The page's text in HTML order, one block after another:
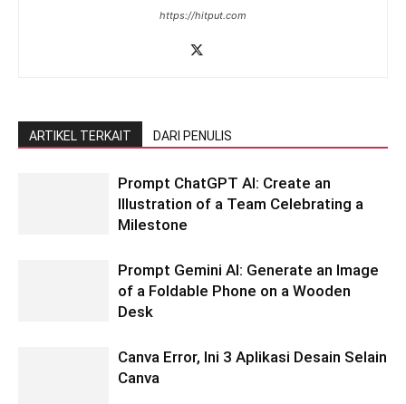
https://hitput.com
ARTIKEL TERKAIT DARI PENULIS
Prompt ChatGPT AI: Create an
Illustration of a Team Celebrating a
Milestone
Prompt Gemini AI: Generate an Image
of a Foldable Phone on a Wooden
Desk
Canva Error, Ini 3 Aplikasi Desain Selain
Canva